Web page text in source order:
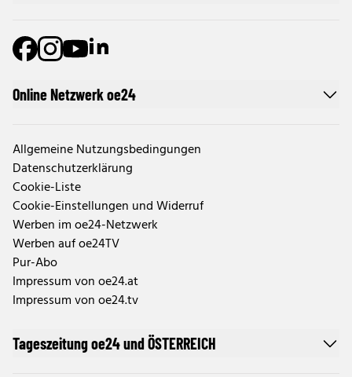
Online Netzwerk oe24
Allgemeine Nutzungsbedingungen
Datenschutzerklärung
Cookie-Liste
Cookie-Einstellungen und Widerruf
Werben im oe24-Netzwerk
Werben auf oe24TV
Pur-Abo
Impressum von oe24.at
Impressum von oe24.tv
Tageszeitung oe24 und ÖSTERREICH